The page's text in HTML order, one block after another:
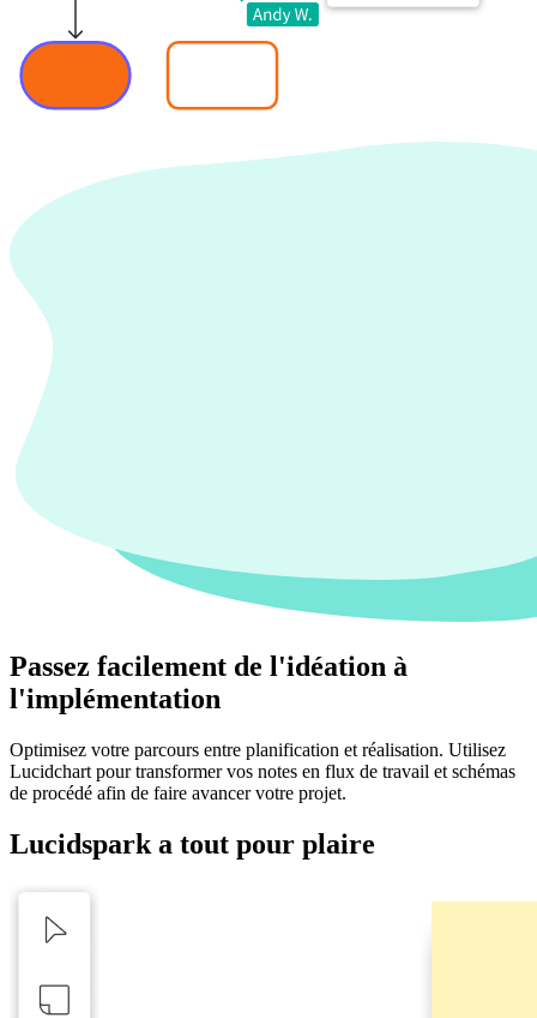
Passez facilement de l'idéation à
l'implémentation
Optimisez votre parcours entre planification et réalisation. Utilisez
Lucidchart pour transformer vos notes en flux de travail et schémas
de procédé afin de faire avancer votre projet.
Lucidspark a tout pour plaire